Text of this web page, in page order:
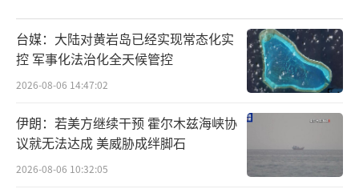
台媒：大陆对黄岩岛已经实现常态化实
控 军事化法治化全天候管控
2026-08-06 14:47:02
伊朗：若美方继续干预 霍尔木兹海峡协
议就无法达成 美威胁成绊脚石
2026-08-06 10:32:05